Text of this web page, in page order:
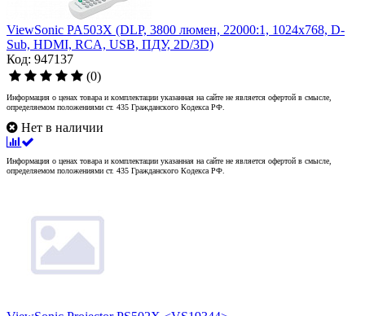
ViewSonic PA503X (DLP, 3800 люмен, 22000:1, 1024x768, D-
Sub, HDMI, RCA, USB, ПДУ, 2D/3D)
Код: 947137
(0)
Информация о ценах товара и комплектации указанная на сайте не является офертой в смысле,
определяемом положениями ст. 435 Гражданского Кодекса РФ.
Нет в наличии
Информация о ценах товара и комплектации указанная на сайте не является офертой в смысле,
определяемом положениями ст. 435 Гражданского Кодекса РФ.